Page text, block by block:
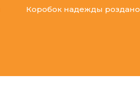
Коробок надежды роздано